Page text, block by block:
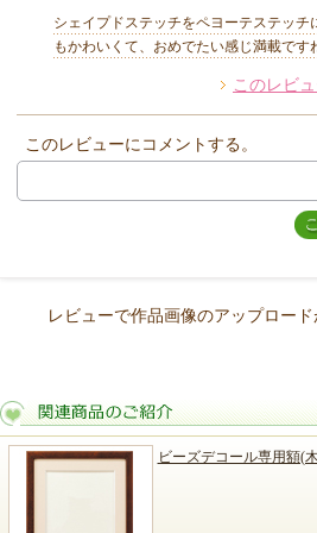
他のお客様からのコメント
シェイプドステッチをペヨーテステッチ
もかわいくて、おめでたい感じ満載です
このレビ
このレビューにコメントする。
レビューで作品画像のアップロー
ビーズデコール専用額(